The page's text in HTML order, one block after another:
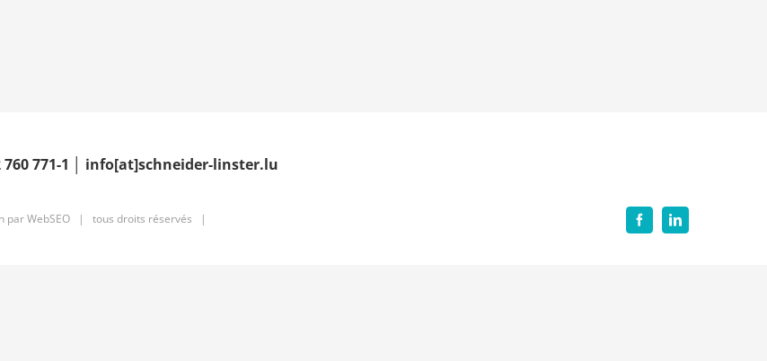
760 771-1 │ info[at]schneider-linster.lu
parWebSEO | tous droits réservés | FacebookLinkedIn